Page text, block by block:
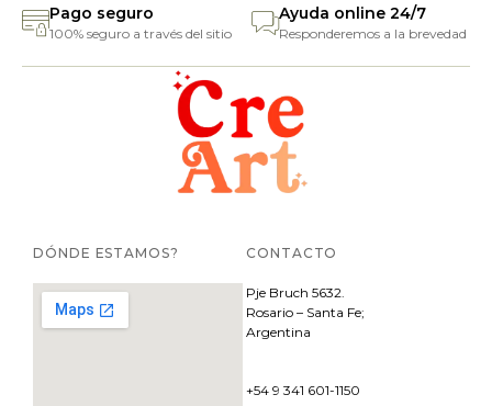
Pago seguro
100% seguro a través del sitio
Ayuda online 24/7
Responderemos a la brevedad
DÓNDE ESTAMOS? CONTACTO
Pje Bruch 5632.
Rosario – Santa Fe;
Argentina
+54 9 341 601-1150